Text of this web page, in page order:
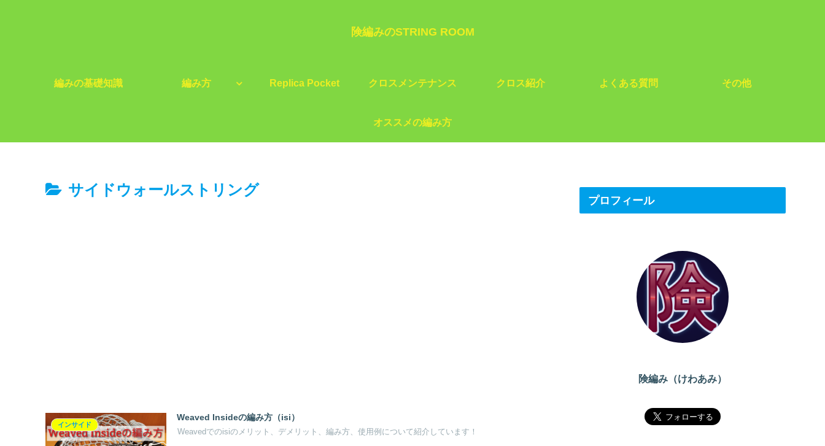
険編みのSTRING ROOM
編みの基礎知識 編み方 Replica Pocket クロスメンテナンス クロス紹介 よくある質問 その他
オススメの編み方
サイドウォールストリング
インサイド
Weaved Insideの編み方（isi）
Weavedでのisiのメリット、デメリット、編み方、使用例について紹介しています！
プロフィール
険編み（けわあみ）